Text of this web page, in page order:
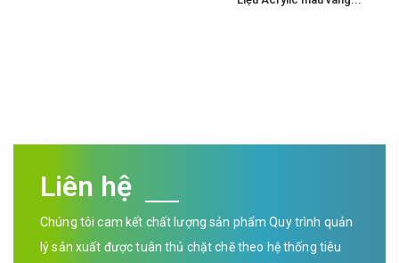
Liên hệ
Chúng tôi cam kết chất lượng sản phẩm Quy trình quản
lý sản xuất được tuân thủ chặt chẽ theo hệ thống tiêu